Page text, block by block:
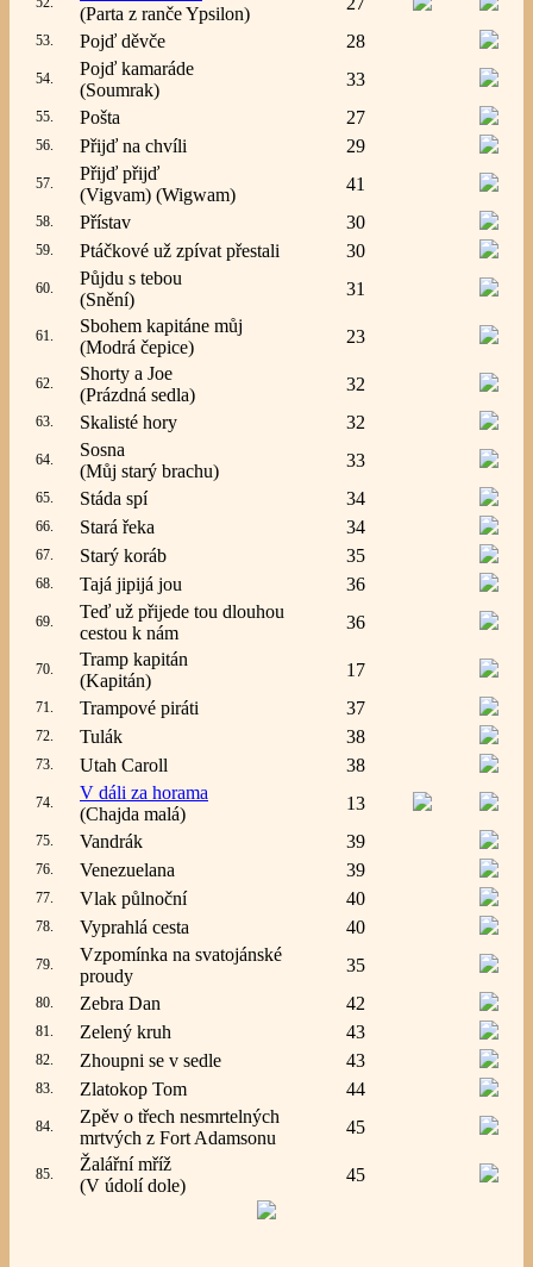
(Parta z ranče Ypsilon)
53. Pojď děvče 28
54.
Pojď kamaráde
(Soumrak)
33
55. Pošta 27
56. Přijď na chvíli 29
57.
Přijď přijď
(Vigvam) (Wigwam)
41
58. Přístav 30
59. Ptáčkové už zpívat přestali 30
60.
Půjdu s tebou
(Snění)
31
61.
Sbohem kapitáne můj
(Modrá čepice)
23
62.
Shorty a Joe
(Prázdná sedla)
32
63. Skalisté hory 32
64.
Sosna
(Můj starý brachu)
33
65. Stáda spí 34
66. Stará řeka 34
67. Starý koráb 35
68. Tajá jipijá jou 36
69.
Teď už přijede tou dlouhou
cestou k nám
36
70.
Tramp kapitán
(Kapitán)
17
71. Trampové piráti 37
72. Tulák 38
73. Utah Caroll 38
74.
V dáli za horama
(Chajda malá)
13
75. Vandrák 39
76. Venezuelana 39
77. Vlak půlnoční 40
78. Vyprahlá cesta 40
79.
Vzpomínka na svatojánské
proudy
35
80. Zebra Dan 42
81. Zelený kruh 43
82. Zhoupni se v sedle 43
83. Zlatokop Tom 44
84.
Zpěv o třech nesmrtelných
mrtvých z Fort Adamsonu
45
85.
Žalářní mříž
(V údolí dole)
45